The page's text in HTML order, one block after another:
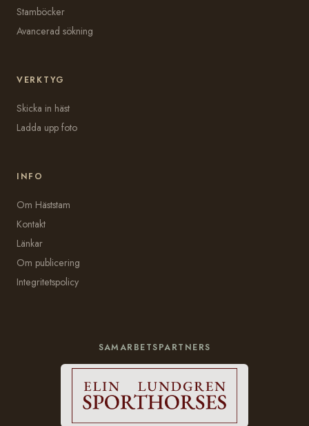
Stamböcker
Avancerad sökning
VERKTYG
Skicka in häst
Ladda upp foto
INFO
Om Häststam
Kontakt
Länkar
Om publicering
Integritetspolicy
SAMARBETSPARTNERS